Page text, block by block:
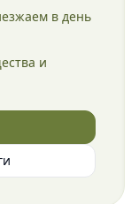
в день
и